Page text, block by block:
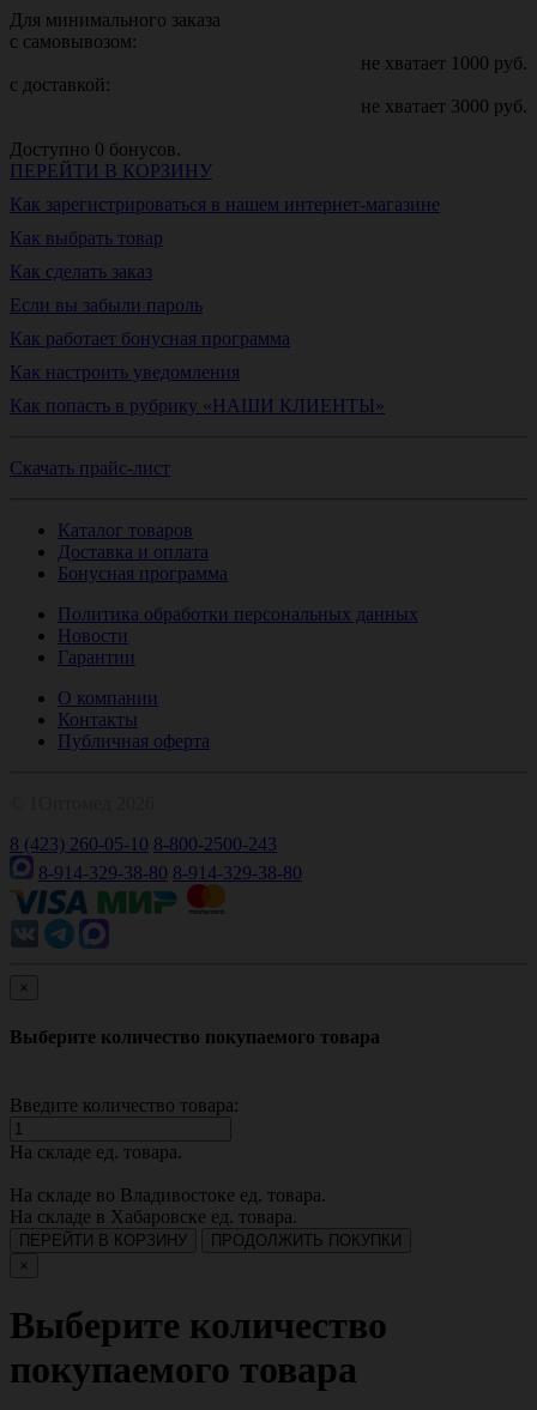
Для минимального заказа
с самовывозом:
не хватает 1000 руб.
с доставкой:
не хватает 3000 руб.
Доступно 0 бонусов.
ПЕРЕЙТИ В КОРЗИНУ
Как зарегистрироваться в нашем интернет-магазине
Как выбрать товар
Как сделать заказ
Если вы забыли пароль
Как работает бонусная программа
Как настроить уведомления
Как попасть в рубрику «НАШИ КЛИЕНТЫ»
Скачать прайс-лист
Каталог товаров
Доставка и оплата
Бонусная программа
Политика обработки персональных данных
Новости
Гарантии
О компании
Контакты
Публичная оферта
8 (423) 260-05-10 8-800-2500-243
8-914-329-38-80 8-914-329-38-80
×
Выберите количество покупаемого товара
Введите количество товара:
На складе ед. товара.
На складе во Владивостоке ед. товара.
На складе в Хабаровске ед. товара.
ПЕРЕЙТИ В КОРЗИНУ
ПРОДОЛЖИТЬ ПОКУПКИ
×
Выберите количество
покупаемого товара